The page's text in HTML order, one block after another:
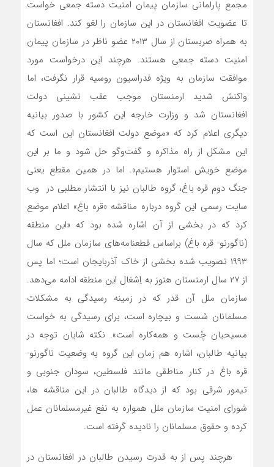
مجمع پارلمانی سازمان پیمان امنیت دسته جمعی خواست
تا عضویت افغانستان در این سازمان را لغو کند. افغانستان
به همراه صربستان از سال ۲۰۱۳ عضو ناظر در سازمان پیمان
امنیت دسته جمعی هستند. هرچند این درخواست مورد
موافقت سازمان به ویژه فدراسیون روسیه قرار نگرفت، اما
واکنش شدید ارمنستان موجب عقب نشینی دولت
افغانستان شد و وزارت خارجه این کشور با صدور بیانیه
دیگری اعلام کرد که «موضع دولت افغانستان این است که
این مشکل از راه مذاکره و گفت‌وگو حل شود و ما بر این
موضع خویش استوار هستیم». اما در همین مقطع یعنی
جنگ دوم قره باغ، گروه طالبان نیز با انتشار مطلبی در وب
سایت رسمی این گروه درباره مناقشه «قره باغ» اعلام موضع
کرد که در بخشی از آن اشاره شده بود که «این منطقه
(ناگورنو- قره باغ) براساس قطعنامه‌های سازمان ملل که سال
۱۹۹۳ تصویب شده بخشی از خاک آذربایجان است؛ اما پس
از ۲۷ سال ارمنستان هنوز به اِشغال این منطقه ادامه می‌‌دهد.
سازمان ملل آن قدر که در زمینه رسیدگی به مشکلات
مسلمانان سُست و بیچاره است، برای رسیدگی به خواست
مسیحیان چُست و همه‌کاره است». نکته شایان توجه در
بیانیه طالبان، اشاره هم زمان این گروه به وضعیت ناگورنو-
قره باغ در کنار مناطقی مانند فلسطین، سودان جنوبی و
تیمور شرقی بود که از دیدگاه طالبان در این مناقشه‌ ها،
شورای امنیت سازمان ملل همواره به نفع غیرمسلمانان عمل
کرده و حقوق مسلمانان را نادیده گرفته است.
هرچند پس از به قدرت رسیدن طالبان در افغانستان در